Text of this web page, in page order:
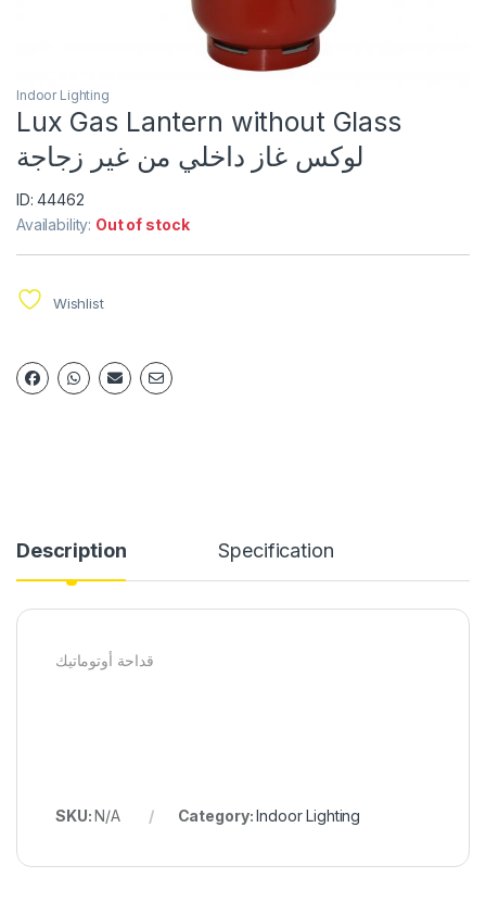
Indoor Lighting
Lux Gas Lantern without Glass
لوكس غاز داخلي من غير زجاجة
ID: 44462
Availability: Out of stock
Wishlist
Description Specification
قداحة أوتوماتيك
SKU:N/A Category:Indoor Lighting